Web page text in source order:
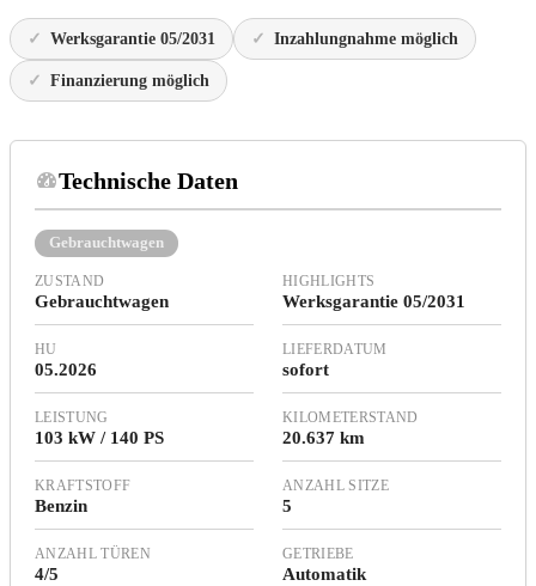
Werksgarantie 05/2031 Inzahlungnahme möglich
Finanzierung möglich
Technische Daten
Gebrauchtwagen
ZUSTAND
Gebrauchtwagen
HIGHLIGHTS
Werksgarantie 05/2031
HU
05.2026
LIEFERDATUM
sofort
LEISTUNG
103 kW / 140 PS
KILOMETERSTAND
20.637 km
KRAFTSTOFF
Benzin
ANZAHL SITZE
5
ANZAHL TÜREN
4/5
GETRIEBE
Automatik